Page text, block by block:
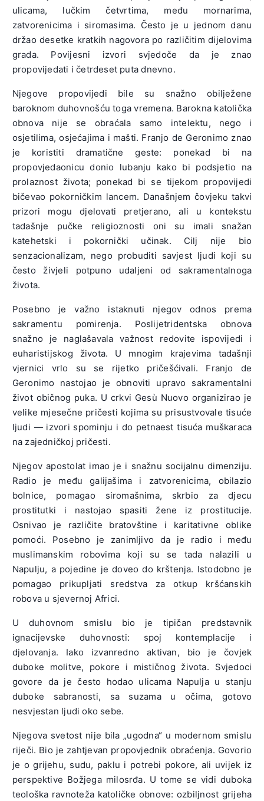
ulicama, lučkim četvrtima, među mornarima,
zatvorenicima i siromasima. Često je u jednom danu
držao desetke kratkih nagovora po različitim dijelovima
grada. Povijesni izvori svjedoče da je znao
propovijedati i četrdeset puta dnevno.
Njegove propovijedi bile su snažno obilježene
baroknom duhovnošću toga vremena. Barokna katolička
obnova nije se obraćala samo intelektu, nego i
osjetilima, osjećajima i mašti. Franjo de Geronimo znao
je koristiti dramatične geste: ponekad bi na
propovjedaonicu donio lubanju kako bi podsjetio na
prolaznost života; ponekad bi se tijekom propovijedi
bičevao pokorničkim lancem. Današnjem čovjeku takvi
prizori mogu djelovati pretjerano, ali u kontekstu
tadašnje pučke religioznosti oni su imali snažan
katehetski i pokornički učinak. Cilj nije bio
senzacionalizam, nego probuditi savjest ljudi koji su
često živjeli potpuno udaljeni od sakramentalnoga
života.
Posebno je važno istaknuti njegov odnos prema
sakramentu pomirenja. Poslijetridentska obnova
snažno je naglašavala važnost redovite ispovijedi i
euharistijskog života. U mnogim krajevima tadašnji
vjernici vrlo su se rijetko pričešćivali. Franjo de
Geronimo nastojao je obnoviti upravo sakramentalni
život običnog puka. U crkvi Gesù Nuovo organizirao je
velike mjesečne pričesti kojima su prisustvovale tisuće
ljudi — izvori spominju i do petnaest tisuća muškaraca
na zajedničkoj pričesti.
Njegov apostolat imao je i snažnu socijalnu dimenziju.
Radio je među galijašima i zatvorenicima, obilazio
bolnice, pomagao siromašnima, skrbio za djecu
prostitutki i nastojao spasiti žene iz prostitucije.
Osnivao je različite bratovštine i karitativne oblike
pomoći. Posebno je zanimljivo da je radio i među
muslimanskim robovima koji su se tada nalazili u
Napulju, a pojedine je doveo do krštenja. Istodobno je
pomagao prikupljati sredstva za otkup kršćanskih
robova u sjevernoj Africi.
U duhovnom smislu bio je tipičan predstavnik
ignacijevske duhovnosti: spoj kontemplacije i
djelovanja. Iako izvanredno aktivan, bio je čovjek
duboke molitve, pokore i mističnog života. Svjedoci
govore da je često hodao ulicama Napulja u stanju
duboke sabranosti, sa suzama u očima, gotovo
nesvjestan ljudi oko sebe.
Njegova svetost nije bila „ugodna“ u modernom smislu
riječi. Bio je zahtjevan propovjednik obraćenja. Govorio
je o grijehu, sudu, paklu i potrebi pokore, ali uvijek iz
perspektive Božjega milosrđa. U tome se vidi duboka
teološka ravnoteža katoličke obnove: ozbiljnost grijeha